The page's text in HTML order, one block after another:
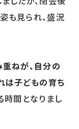
も見られ、盛況
ねが、自分の
は子どもの育ち
時間となりまし